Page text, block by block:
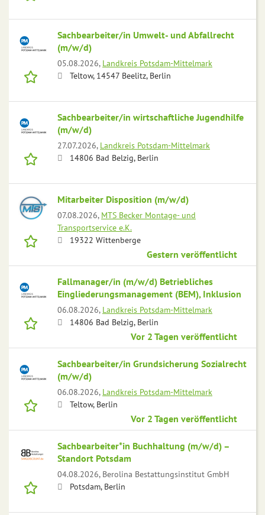
Sachbearbeiter/in Umwelt- und Abfallrecht
(m/w/d)
05.08.2026, Landkreis Potsdam-Mittelmark
Teltow, 14547 Beelitz, Berlin
Sachbearbeiter/in wirtschaftliche Jugendhilfe
(m/w/d)
27.07.2026, Landkreis Potsdam-Mittelmark
14806 Bad Belzig, Berlin
Mitarbeiter Disposition (m/w/d)
07.08.2026, MTS Becker Montage- und
Transportservice e.K.
19322 Wittenberge
Gestern veröffentlicht
Fallmanager/in (m/w/d) Betriebliches
Eingliederungsmanagement (BEM), Inklusion
06.08.2026, Landkreis Potsdam-Mittelmark
14806 Bad Belzig, Berlin
Vor 2 Tagen veröffentlicht
Sachbearbeiter/in Grundsicherung Sozialrecht
(m/w/d)
06.08.2026, Landkreis Potsdam-Mittelmark
Teltow, Berlin
Vor 2 Tagen veröffentlicht
Sachbearbeiter*in Buchhaltung (m/w/d) –
Standort Potsdam
04.08.2026, Berolina Bestattungsinstitut GmbH
Potsdam, Berlin